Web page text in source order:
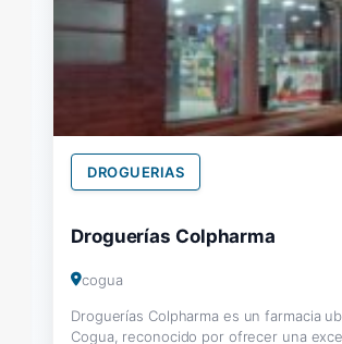
DROGUERIAS
Droguerías Colpharma
cogua
Droguerías Colpharma es un farmacia
Cogua, reconocido por ofrecer una